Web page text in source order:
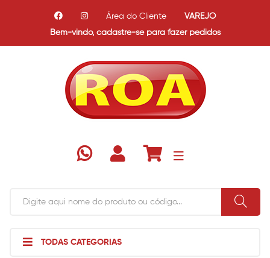
Bem-vindo, cadastre-se para fazer pedidos
Área do Cliente VAREJO
TODAS CATEGORIAS